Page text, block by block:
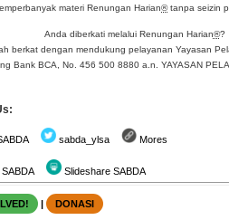
materi Renungan Harian®tanpa seizin
Anda diberkati melalui Renungan Harian®?
berkat dengan mendukung pelayanan Yayasan
Bank BCA, No. 456 500 8880 a.n. YAYASAN
sabda_ylsa Mores
Slideshare SABDA
| DONASI